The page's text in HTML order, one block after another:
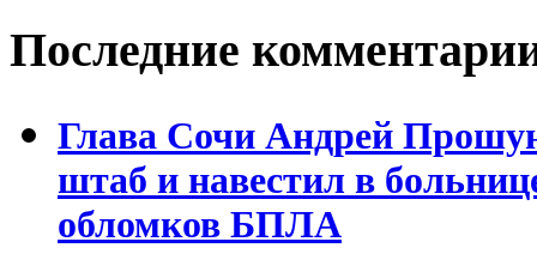
Последние
Глава Сочи Андрей
штаб и навестил в
обломков БПЛА